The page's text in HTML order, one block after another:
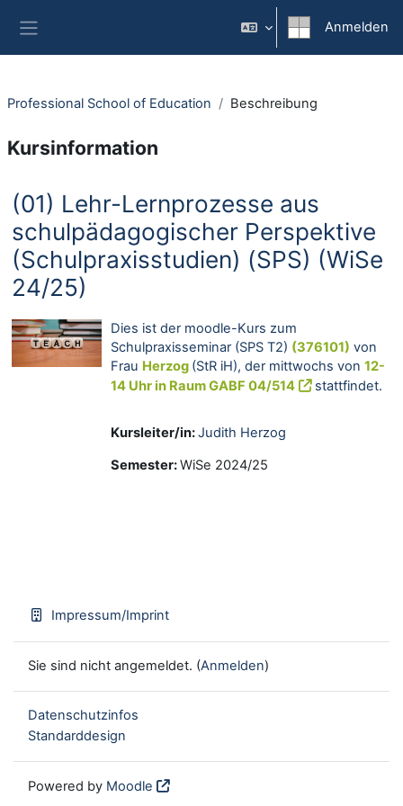
Anmelden
Professional School of Education Beschreibung
Kursinformation
(01) Lehr-Lernprozesse aus
schulpädagogischer Perspektive
(Schulpraxisstudien) (SPS) (WiSe
24/25)
Dies ist der moodle-Kurs zum
Schulpraxisseminar (SPS T2) (376101) von
Frau Herzog (StR iH), der mittwochs von 12-
14 Uhr in RaumGABF 04/514 stattfindet.
Kursleiter/in:Judith Herzog
Semester:WiSe 2024/25
Impressum/Imprint
Sie sind nicht angemeldet. (Anmelden)
Datenschutzinfos
Standarddesign
Powered by Moodle